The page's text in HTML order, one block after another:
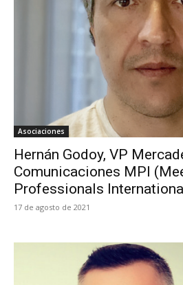
Asociaciones
Hernán Godoy, VP
Comunicaciones MPI
Professionals
17 de agosto de 2021